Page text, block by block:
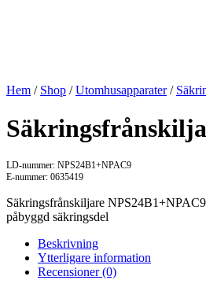
Hem / Shop /Utomhusapparater/
LD-nummer: NPS24B1+NPAC9
E-nummer: 0635419
Säkringsfrånskiljare
påbyggd säkringsdel
Beskrivning
Ytterligare information
Recensioner (0)